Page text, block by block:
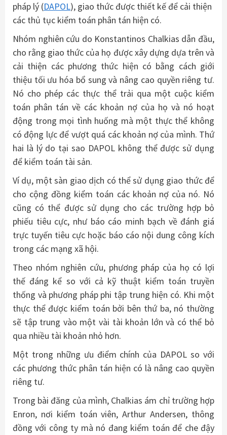
pháp lý (DAPOL), giao thức được thiết kế để cải thiện
các thủ tục kiểm toán phân tán hiện có.
Nhóm nghiên cứu do Konstantinos Chalkias dẫn đầu,
cho rằng giao thức của họ được xây dựng dựa trên và
cải thiện các phương thức hiện có bằng cách giới
thiệu tối ưu hóa bổ sung và nâng cao quyền riêng tư.
Nó cho phép các thực thể trải qua một cuộc kiểm
toán phân tán về các khoản nợ của họ và nó hoạt
động trong mọi tình huống mà một thực thể không
có động lực để vượt quá các khoản nợ của mình. Thứ
hai là lý do tại sao DAPOL không thể được sử dụng
để kiểm toán tài sản.
Ví dụ, một sàn giao dịch có thể sử dụng giao thức để
cho cộng đồng kiểm toán các khoản nợ của nó. Nó
cũng có thể được sử dụng cho các trường hợp bỏ
phiếu tiêu cực, như báo cáo minh bạch về đánh giá
trực tuyến tiêu cực hoặc báo cáo nội dung công kích
trong các mạng xã hội.
Theo nhóm nghiên cứu, phương pháp của họ có lợi
thế đáng kể so với cả kỹ thuật kiểm toán truyền
thống và phương pháp phi tập trung hiện có. Khi một
thực thể được kiểm toán bởi bên thứ ba, nó thường
sẽ tập trung vào một vài tài khoản lớn và có thể bỏ
qua nhiều tài khoản nhỏ hơn.
Một trong những ưu điểm chính của DAPOL so với
các phương thức phân tán hiện có là nâng cao quyền
riêng tư.
Trong bài đăng của mình, Chalkias ám chỉ trường hợp
Enron, nơi kiểm toán viên, Arthur Andersen, thông
đồng với công ty mà nó đang kiểm toán để che đậy